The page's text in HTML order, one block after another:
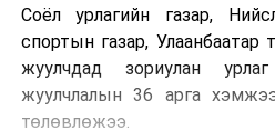
Соёл урлагийн газар,
спортын газар, Улаанбаатар
жуулчдад зориулан
жуулчлалын 36 арга
төлөвлөжээ.